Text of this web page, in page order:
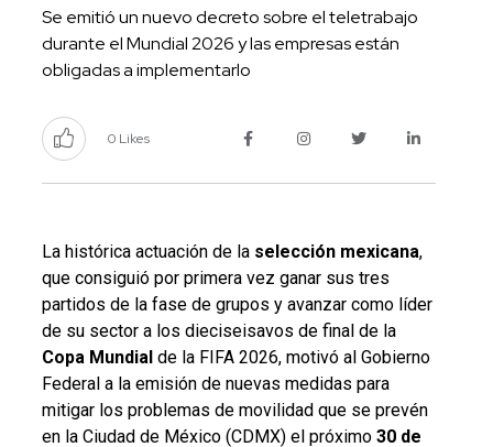
Se emitió un nuevo decreto sobre el teletrabajo
durante el Mundial 2026 y las empresas están
obligadas a implementarlo
0 Likes
La histórica actuación de la selección mexicana,
que consiguió por primera vez ganar sus tres
partidos de la fase de grupos y avanzar como líder
de su sector a los dieciseisavos de final de la
Copa Mundialde la FIFA 2026, motivó al Gobierno
Federal a la emisión de nuevas medidas para
mitigar los problemas de movilidad que se prevén
en la Ciudad de México (CDMX) el próximo 30 de